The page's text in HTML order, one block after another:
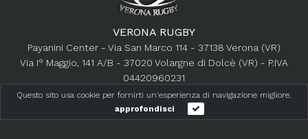
Questo sito usa cookie per fornirti un'esperienza di navigazione migliore.
approfondisci
VERONA RUGBY
Payanini Center - Via San Marco 114 - 37138 Verona (VR)
Via I° Maggio, 141 A/B - 37020 Volargne di Dolcè (VR) - P.IVA
04420960231
+39 045 8536211
info@veronarugby.it